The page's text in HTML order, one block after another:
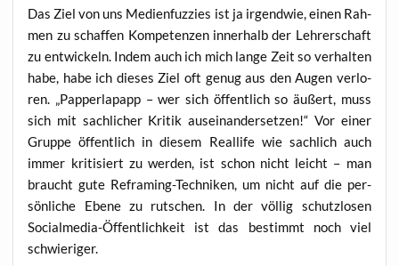
Das Ziel von uns Medi­en­fuz­zi­es ist ja irgend­wie, einen Rah­
men zu schaf­fen Kom­pe­ten­zen inner­halb der Leh­rer­schaft
zu ent­wi­ckeln. Indem auch ich mich lan­ge Zeit so ver­hal­ten
habe, habe ich die­ses Ziel oft genug aus den Augen ver­lo­
ren. „Pap­per­la­papp – wer sich öffent­lich so äußert, muss
sich mit sach­li­cher Kri­tik aus­ein­an­der­set­zen!“ Vor einer
Grup­pe öffent­lich in die­sem Real­li­fe wie sach­lich auch
immer kri­ti­siert zu wer­den, ist schon nicht leicht – man
braucht gute Ref­raming-Tech­ni­ken, um nicht auf die per­
sön­li­che Ebe­ne zu rut­schen. In der völ­lig schutz­lo­sen
Social­me­dia-Öffent­lich­keit ist das bestimmt noch viel
schwieriger.